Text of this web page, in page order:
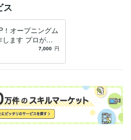
ス
！オープニングム
します プロが作
オリティ！パーテ
7,000 円